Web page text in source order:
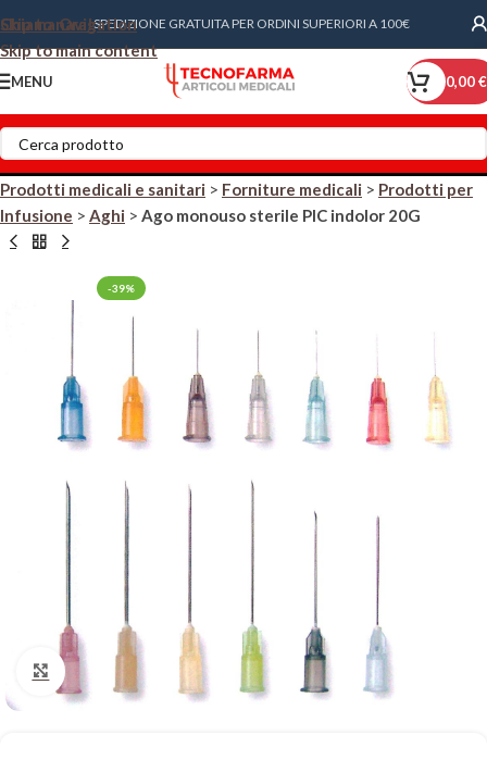
Skip to navigation
Skip to main content
Chiama Ora!SPEDIZIONE GRATUITA PER ORDINI SUPERIORI A 100€
MENU 0,00€
Prodotti medicali e sanitari > Forniture medicali > Prodotti per
Infusione > Aghi > Ago monouso sterile PIC indolor 20G
-39%
Click to enlarge